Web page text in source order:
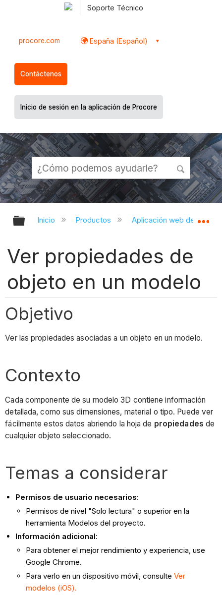
Soporte Técnico
procore.com España (Español)
Contáctenos
Inicio de sesión en la aplicación de Procore
Expandir/contraer jerarquía global
Inicio Productos Aplicación web de
Ver propiedades de
objeto en un modelo
Objetivo
Ver las propiedades asociadas a un objeto en un modelo.
Contexto
Cada componente de su modelo 3D contiene información
detallada, como sus dimensiones, material o tipo. Puede ver
fácilmente estos datos abriendo la hoja de propiedades de
cualquier objeto seleccionado.
Temas a considerar
Permisos de usuario necesarios:
Permisos de nivel "Solo lectura" o superior en la
herramienta Modelos del proyecto.
Información adicional:
Para obtener el mejor rendimiento y experiencia, use
Google Chrome.
Para verlo en un dispositivo móvil, consulteVer
modelos (iOS).